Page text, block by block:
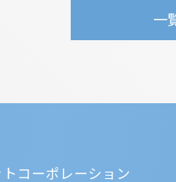
一
コーポレーション